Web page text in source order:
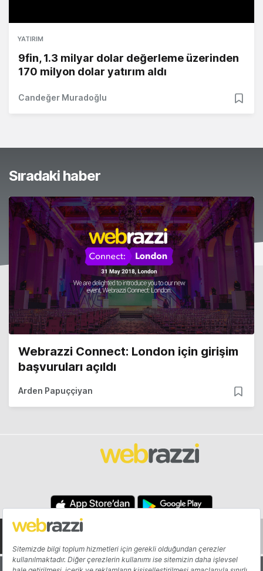
YATIRIM
9fin, 1.3 milyar dolar değerleme üzerinden
170 milyon dolar yatırım aldı
Candeğer Muradoğlu
Sıradaki haber
Webrazzi Connect: London için girişim
başvuruları açıldı
Arden Papuççiyan